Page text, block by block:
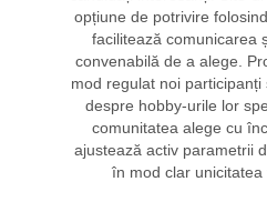
opțiune de potrivire
facilitează comunicarea
convenabilă de a alege.
mod regulat noi
despre hobby-urile lor
comunitatea alege cu
ajustează activ parametrii
în mod clar unicitatea